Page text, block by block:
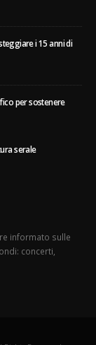
i 15 anni di
per sostenere
serale
informato sulle
concerti,